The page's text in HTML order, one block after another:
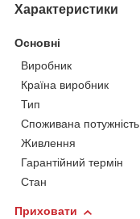
Характеристики
Основні
Виробник
Країна виробник
Тип
Споживана потужність
Живлення
Гарантійний термін
Стан
Приховати